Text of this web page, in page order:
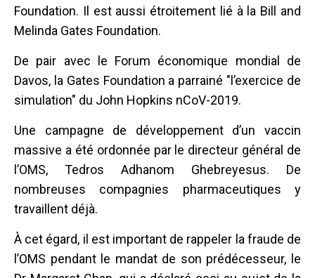
Foundation. Il est aussi étroitement lié à la Bill and
Melinda Gates Foundation.
De pair avec le Forum économique mondial de
Davos, la Gates Foundation a parrainé "l’exercice de
simulation" du John Hopkins nCoV-2019.
Une campagne de développement d’un vaccin
massive a été ordonnée par le directeur général de
l’OMS, Tedros Adhanom Ghebreyesus. De
nombreuses compagnies pharmaceutiques y
travaillent déjà.
À cet égard, il est important de rappeler la fraude de
l’OMS pendant le mandat de son prédécesseur, le